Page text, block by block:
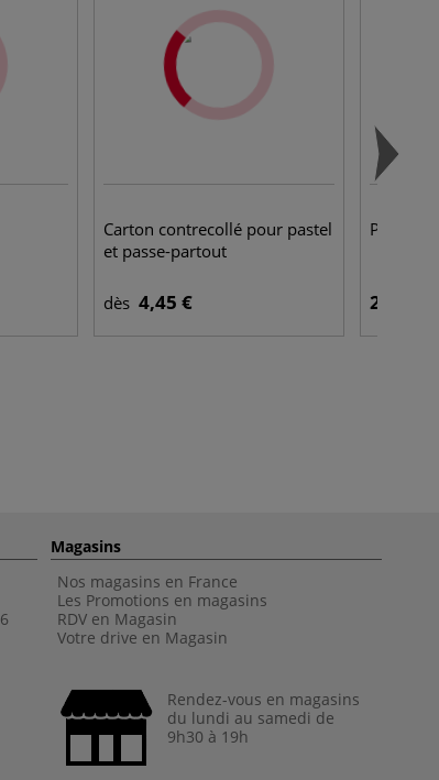
Carton contrecollé pour pastel
et passe-partout
dès 4,45 €
Pinces
2,55 €
6
Magasins
Nos magasins en France
Les Promotions en magasins
RDV en Magasin
Votre drive en Magasin
Rendez-vous en magasins
du lundi au samedi de
9h30 à 19h